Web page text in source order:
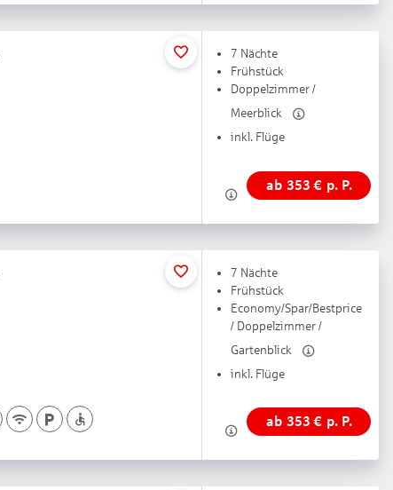
7 Nächte
Frühstück
Doppelzimmer /
Meerblick
inkl. Flüge
ab 353 € p. P.
7 Nächte
Frühstück
Economy/Spar/Bestprice
/ Doppelzimmer /
Gartenblick
inkl. Flüge
ab 353 € p. P.